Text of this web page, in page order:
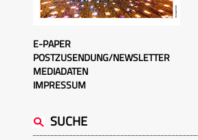
E-PAPER
POSTZUSENDUNG/NEWSLETTER
MEDIADATEN
IMPRESSUM
SUCHE